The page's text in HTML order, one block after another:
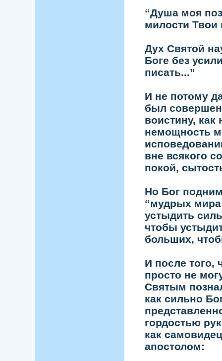
“Душа моя
милости Твои
Дух Святой
Боге без
писать...”
И не потому
был
воистину,
немощность
вне всякого
покой,
Но Бог
“мудрых
устыдить
чтобы
больших,
И после того,
просто не
Святым
как сильно
гордостью
как
апостолом: